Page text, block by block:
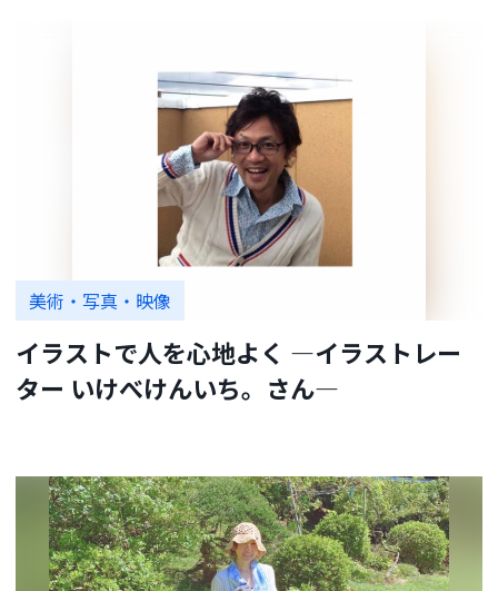
美術・写真・映像
イラストで人を心地よく ―イラストレー
ター いけべけんいち。さん―